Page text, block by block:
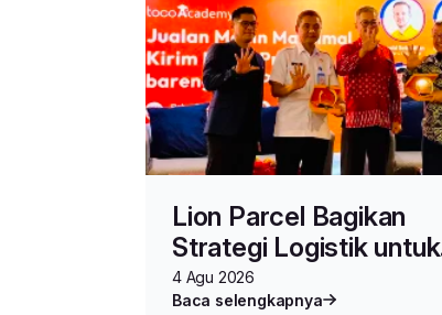
Lion Parcel Bagikan
Strategi Logistik untuk
Seller di Toco Academy
Vol.2
4 Agu 2026
Baca selengkapnya